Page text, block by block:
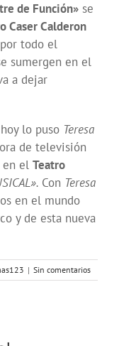
de Función» se
Caser Calderon
todo el
sumergen en el
a dejar
lo puso Teresa
de televisión
en el Teatro
Con Teresa
en el mundo
y de esta nueva
| Sin comentarios